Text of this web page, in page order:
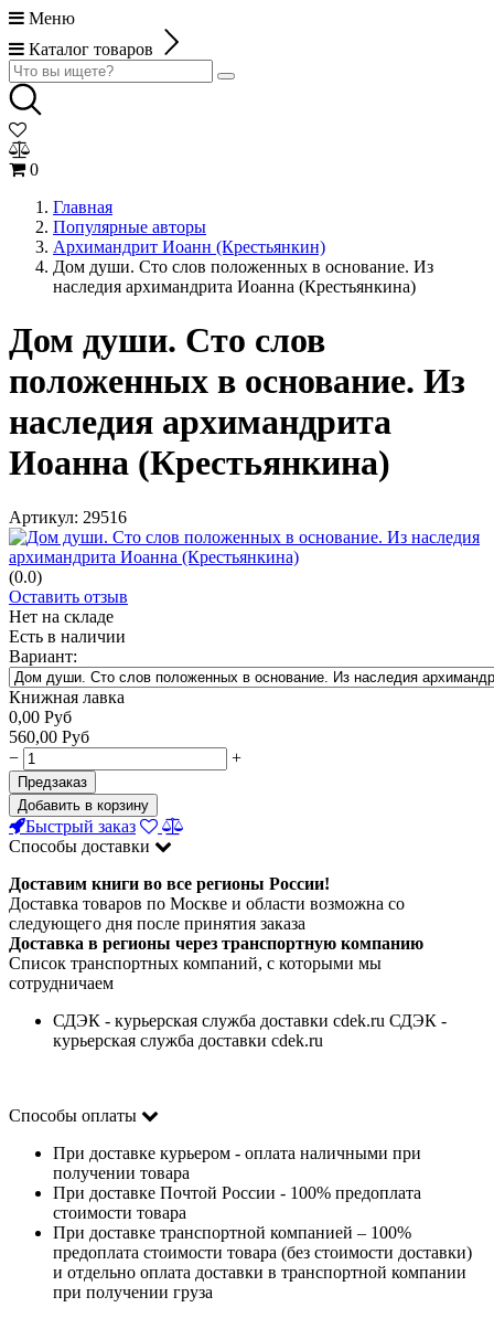
Меню
Каталог товаров
0
Главная
Популярные авторы
Архимандрит Иоанн (Крестьянкин)
Дом души. Сто слов положенных в основание. Из
наследия архимандрита Иоанна (Крестьянкина)
Дом души. Сто слов
положенных в основание. Из
наследия архимандрита
Иоанна (Крестьянкина)
Артикул: 29516
(0.0)
Оставить отзыв
Нет на складе
Есть в наличии
Вариант:
Книжная лавка
0,00 Руб
560,00 Руб
−
+
Предзаказ
Добавить в корзину
Быстрый заказ
Способы доставки
Доставим книги во все регионы России!
Доставка товаров по Москве и области возможна со
следующего дня после принятия заказа
Доставка в регионы через транспортную компанию
Список транспортных компаний, с которыми мы
сотрудничаем
СДЭК - курьерская служба доставки cdek.ru СДЭК -
курьерская служба доставки cdek.ru
Способы оплаты
При доставке курьером - оплата наличными при
получении товара
При доставке Почтой России - 100% предоплата
стоимости товара
При доставке транспортной компанией – 100%
предоплата стоимости товара (без стоимости доставки)
и отдельно оплата доставки в транспортной компании
при получении груза